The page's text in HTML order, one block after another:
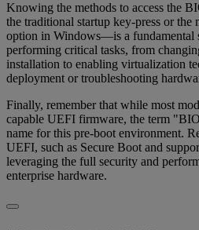
Knowing the methods to access the
the traditional startup key-press or the
option in Windows—is a fundamental
performing critical tasks, from
installation to enabling virtualization
deployment or troubleshooting
Finally, remember that while most
capable UEFI firmware, the term
name for this pre-boot environment.
UEFI, such as Secure Boot and
leveraging the full security and
enterprise hardware.